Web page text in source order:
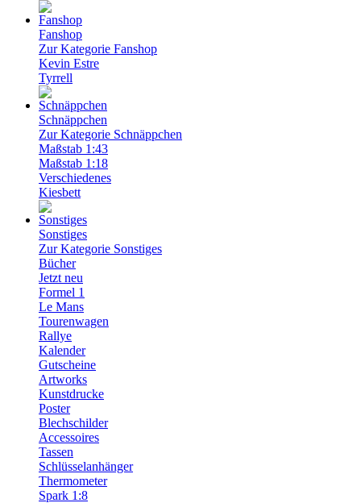
Fanshop
Zur Kategorie Fanshop
Kevin Estre
Tyrrell
Schnäppchen
Zur Kategorie Schnäppchen
Maßstab 1:43
Maßstab 1:18
Verschiedenes
Kiesbett
Sonstiges
Zur Kategorie Sonstiges
Bücher
Jetzt neu
Formel 1
Le Mans
Tourenwagen
Rallye
Kalender
Gutscheine
Artworks
Kunstdrucke
Poster
Blechschilder
Accessoires
Tassen
Schlüsselanhänger
Thermometer
Spark 1:8